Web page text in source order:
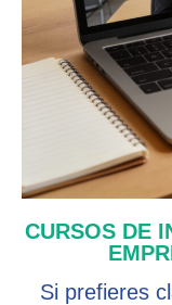
CURSOS DE
Si prefieres